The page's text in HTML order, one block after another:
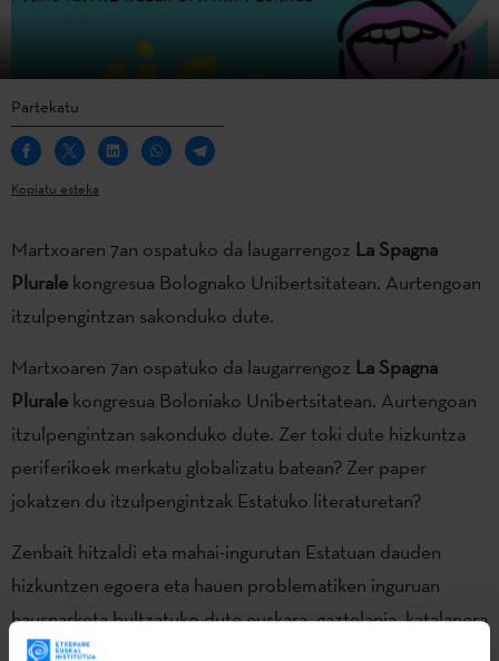
Partekatu
Kopiatu esteka
Martxoaren 7an ospatuko da laugarrengoz La Spagna
Plurale kongresua Bolognako Unibertsitatean. Aurtengoan
itzulpengintzan sakonduko dute.
Martxoaren 7an ospatuko da laugarrengoz La Spagna
Plurale kongresua Boloniako Unibertsitatean. Aurtengoan
itzulpengintzan sakonduko dute. Zer toki dute hizkuntza
periferikoek merkatu globalizatu batean? Zer paper
jokatzen du itzulpengintzak Estatuko literaturetan?
Zenbait hitzaldi eta mahai-ingurutan Estatuan dauden
hizkuntzen egoera eta hauen problematiken inguruan
hausnarketa bultzatuko dute euskara, gaztelania, katalanera
eta italieraren arteko itzulpenetan arreta jarriaz.